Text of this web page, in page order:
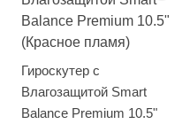
Гироскутер с
Влагозащитой Smart
Balance Premium 10.5"